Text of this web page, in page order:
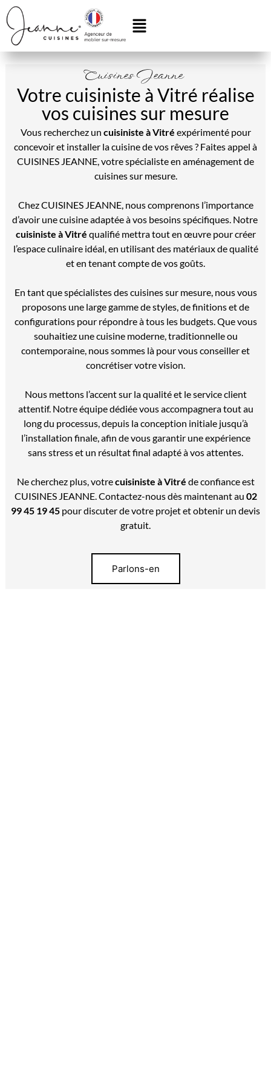
Cuisines Jeanne
Votre cuisiniste à Vitré réalise
vos cuisines sur mesure
Vous recherchez un cuisiniste à Vitré expérimenté pour
concevoir et installer la cuisine de vos rêves ? Faites appel à
CUISINES JEANNE, votre spécialiste en aménagement de
cuisines sur mesure.
Chez CUISINES JEANNE, nous comprenons l’importance
d’avoir une cuisine adaptée à vos besoins spécifiques. Notre
cuisiniste à Vitré qualifié mettra tout en œuvre pour créer
l’espace culinaire idéal, en utilisant des matériaux de qualité
et en tenant compte de vos goûts.
En tant que spécialistes des cuisines sur mesure, nous vous
proposons une large gamme de styles, de finitions et de
configurations pour répondre à tous les budgets. Que vous
souhaitiez une cuisine moderne, traditionnelle ou
contemporaine, nous sommes là pour vous conseiller et
concrétiser votre vision.
Nous mettons l’accent sur la qualité et le service client
attentif. Notre équipe dédiée vous accompagnera tout au
long du processus, depuis la conception initiale jusqu’à
l’installation finale, afin de vous garantir une expérience
sans stress et un résultat final adapté à vos attentes.
Ne cherchez plus, votrecuisiniste à Vitré de confiance est
CUISINES JEANNE. Contactez-nous dès maintenant au 02
99 45 19 45 pour discuter de votre projet et obtenir un devis
gratuit.
Parlons-en